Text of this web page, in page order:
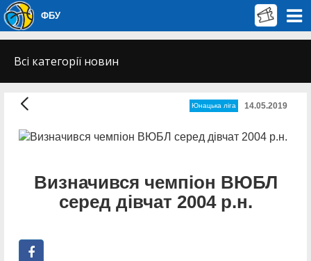
ФБУ
Всі категорії новин
Юнацька ліга 14.05.2019
Визначився чемпіон ВЮБЛ
серед дівчат 2004 р.н.